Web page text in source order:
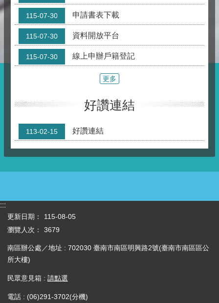
115-07-30 申請書表下載
115-07-30 資料開放平台
115-07-30 線上申辦戶籍登記
更多
好讚連結
113-02-15 好讚連結
:::
更新日期：
115-08-05
瀏覽人次：
3679
南區辦公處／地址 : 702030 臺南市南區明興路2號(臺南市南區區公
所大樓)
民眾意見箱 : 請點選
電話 : (06)291-3702(分機)